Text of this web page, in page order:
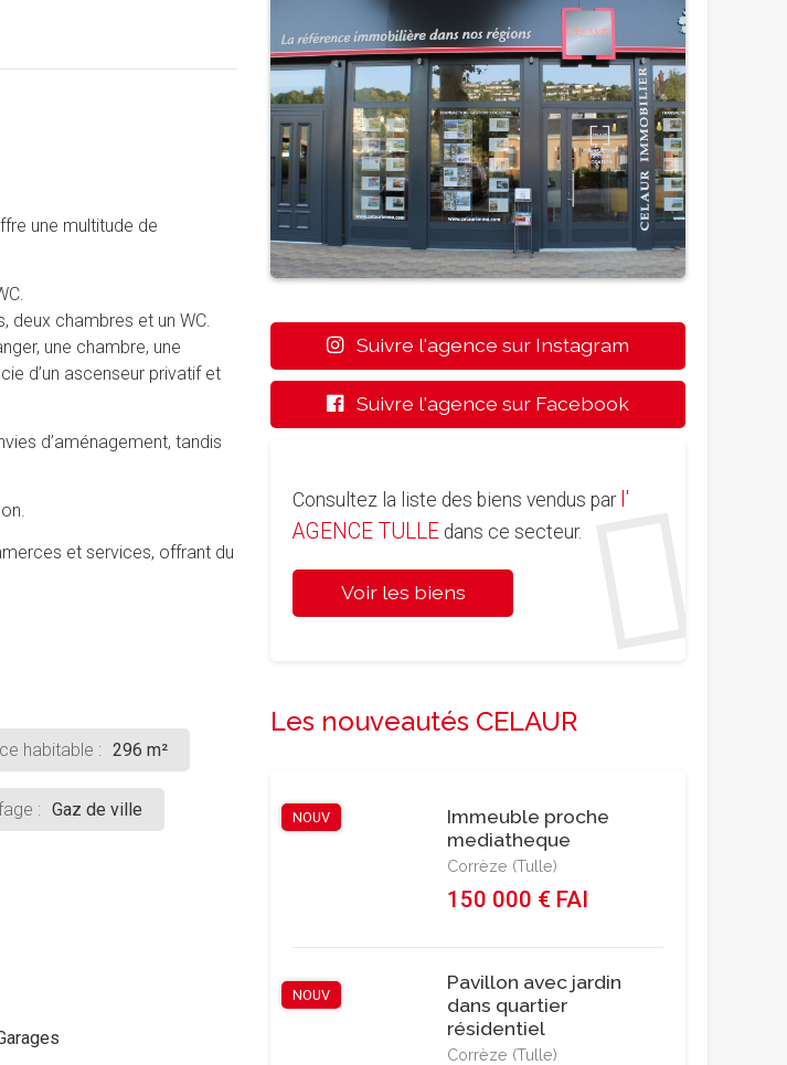
une multitude de
deux chambres et un WC.
une chambre, une
d’un ascenseur privatif et
d’aménagement, tandis
et services, offrant du
habitable : 296 m²
: Gaz de ville
Suivre l'agence sur Instagram
Suivre l'agence sur Facebook
Consultez la liste des biens vendus par l'
AGENCE TULLE dans ce secteur.
Voir les biens
Les nouveautés CELAUR
NOUV
Immeuble proche
mediatheque
Corrèze (Tulle)
150 000 € FAI
NOUV
Pavillon avec jardin
dans quartier
résidentiel
Corrèze (Tulle)